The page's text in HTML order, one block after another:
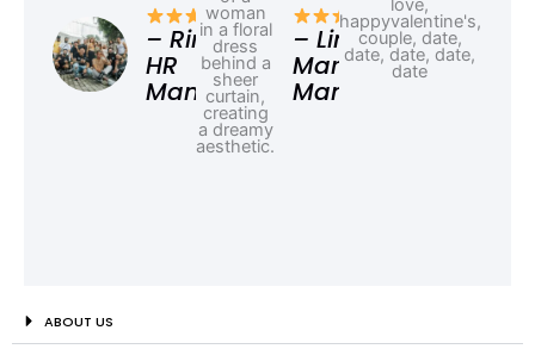
– Rina,
HR
Manager
– Linda,
Marketing
Manager
ABOUT US